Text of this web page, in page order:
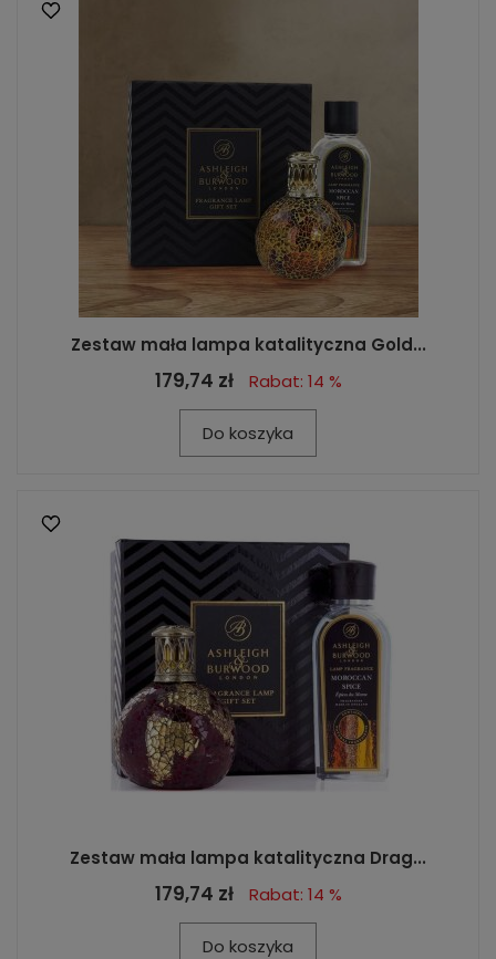
Zestaw mała lampa katalityczna Gold...
179,74 zł Rabat: 14 %
Do koszyka
Zestaw mała lampa katalityczna Drag...
179,74 zł Rabat: 14 %
Do koszyka